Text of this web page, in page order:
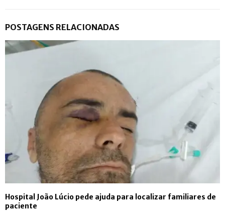
POSTAGENS RELACIONADAS
Hospital João Lúcio pede ajuda para localizar familiares de
paciente